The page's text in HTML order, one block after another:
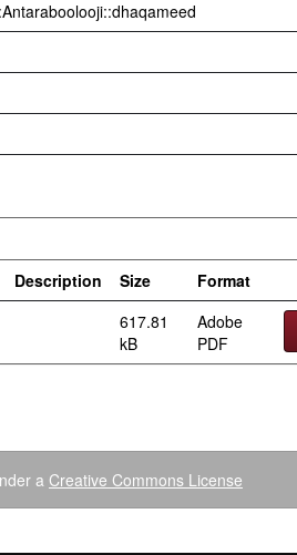
Description Size
Format
617.81
kB
Adobe
PDF
a Creative Commons License